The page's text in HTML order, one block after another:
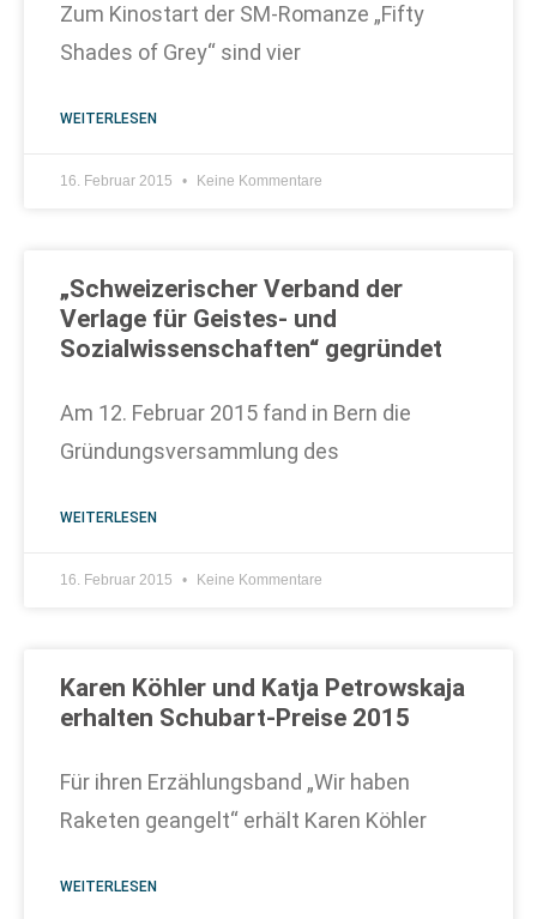
Zum Kinostart der SM-Romanze „Fifty
Shades of Grey“ sind vier
WEITERLESEN
16. Februar 2015 Keine Kommentare
„Schweizerischer Verband der
Verlage für Geistes- und
Sozialwissenschaften“ gegründet
Am 12. Februar 2015 fand in Bern die
Gründungsversammlung des
WEITERLESEN
16. Februar 2015 Keine Kommentare
Karen Köhler und Katja Petrowskaja
erhalten Schubart-Preise 2015
Für ihren Erzählungsband „Wir haben
Raketen geangelt“ erhält Karen Köhler
WEITERLESEN